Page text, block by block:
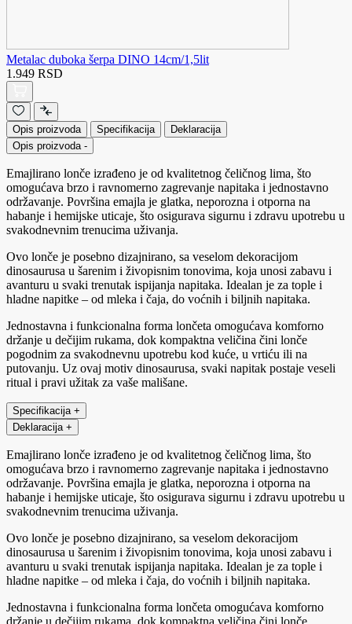
Metalac duboka šerpa DINO 14cm/1,5lit
1.949 RSD
Opis proizvoda Specifikacija
Deklaracija
Opis proizvoda -
Emajlirano lonče izrađeno je od kvalitetnog čeličnog lima, što
omogućava brzo i ravnomerno zagrevanje napitaka i jednostavno
održavanje. Površina emajla je glatka, neporozna i otporna na
habanje i hemijske uticaje, što osigurava sigurnu i zdravu upotrebu u
svakodnevnim trenucima uživanja.
Ovo lonče je posebno dizajnirano, sa veselom dekoracijom
dinosaurusa u šarenim i živopisnim tonovima, koja unosi zabavu i
avanturu u svaki trenutak ispijanja napitaka. Idealan je za tople i
hladne napitke – od mleka i čaja, do voćnih i biljnih napitaka.
Jednostavna i funkcionalna forma lončeta omogućava komforno
držanje u dečijim rukama, dok kompaktna veličina čini lonče
pogodnim za svakodnevnu upotrebu kod kuće, u vrtiću ili na
putovanju. Uz ovaj motiv dinosaurusa, svaki napitak postaje veseli
ritual i pravi užitak za vaše mališane.
Specifikacija +
Deklaracija +
Emajlirano lonče izrađeno je od kvalitetnog čeličnog lima, što
omogućava brzo i ravnomerno zagrevanje napitaka i jednostavno
održavanje. Površina emajla je glatka, neporozna i otporna na
habanje i hemijske uticaje, što osigurava sigurnu i zdravu upotrebu u
svakodnevnim trenucima uživanja.
Ovo lonče je posebno dizajnirano, sa veselom dekoracijom
dinosaurusa u šarenim i živopisnim tonovima, koja unosi zabavu i
avanturu u svaki trenutak ispijanja napitaka. Idealan je za tople i
hladne napitke – od mleka i čaja, do voćnih i biljnih napitaka.
Jednostavna i funkcionalna forma lončeta omogućava komforno
držanje u dečijim rukama, dok kompaktna veličina čini lonče